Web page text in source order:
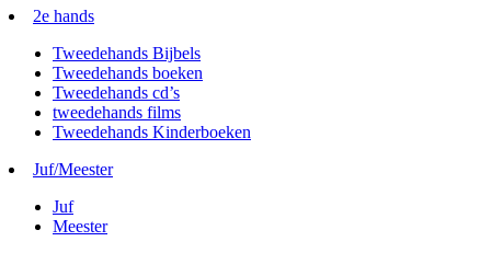
2e hands
Tweedehands Bijbels
Tweedehands boeken
Tweedehands cd’s
tweedehands films
Tweedehands Kinderboeken
Juf/Meester
Juf
Meester